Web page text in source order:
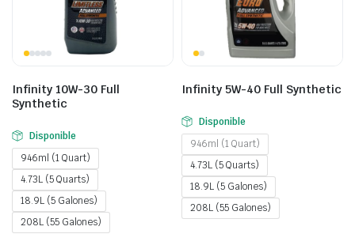
Infinity 10W-30 Full
Synthetic
Disponible
946ml (1 Quart)
4.73L (5 Quarts)
18.9L (5 Galones)
208L (55 Galones)
Infinity 5W-40 Full Synthetic
Disponible
946ml (1 Quart)
4.73L (5 Quarts)
18.9L (5 Galones)
208L (55 Galones)